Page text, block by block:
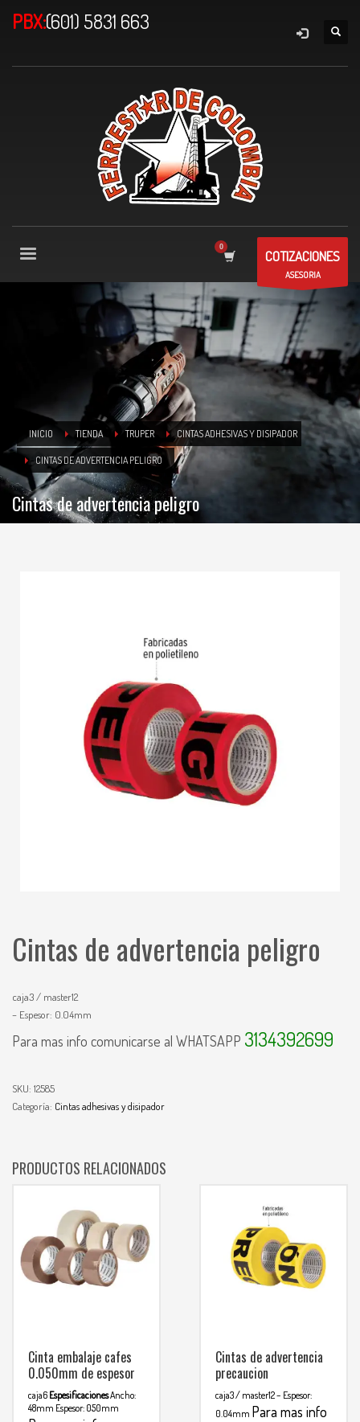
PBX:(601) 5831 663
COTIZACIONES
ASESORIA
INICIO TIENDA TRUPER CINTAS ADHESIVAS Y DISIPADOR
CINTAS DE ADVERTENCIA PELIGRO
Cintas de advertencia peligro
Cintas de advertencia peligro
caja3 / master12
– Espesor: 0.04mm
Para mas info comunicarse al WHATSAPP 3134392699
SKU: 12585
Categoría: Cintas adhesivas y disipador
PRODUCTOS RELACIONADOS
Cinta embalaje cafes
0.050mm de espesor
caja6 EspesificacionesAncho:
48mm Espesor: 050mm
Cintas de advertencia
precaucion
caja3 / master12– Espesor:
0.04mm Para mas info